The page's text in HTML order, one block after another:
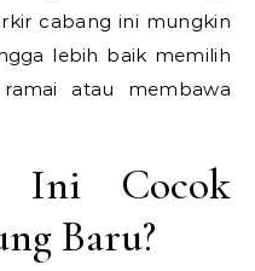
cabang ini mungkin
lebih baik memilih
atau membawa
Ini Cocok
Baru?